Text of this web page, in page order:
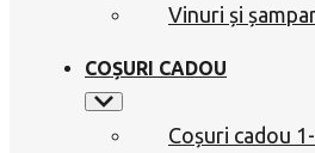
Vinuri și
COȘURI CADOU
Coșuri cadou